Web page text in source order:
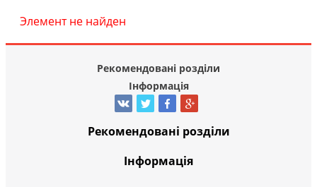
Элемент не найден
Рекомендовані розділи
Інформація
Рекомендовані розділи
Інформація